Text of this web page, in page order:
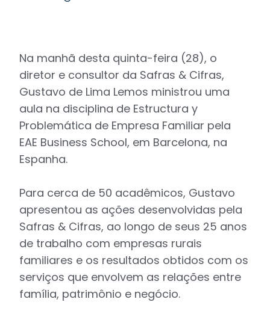
Na manhã desta quinta-feira (28), o
diretor e consultor da Safras & Cifras,
Gustavo de Lima Lemos ministrou uma
aula na disciplina de Estructura y
Problemática de Empresa Familiar pela
EAE Business School, em Barcelona, na
Espanha.
Para cerca de 50 acadêmicos, Gustavo
apresentou as ações desenvolvidas pela
Safras & Cifras, ao longo de seus 25 anos
de trabalho com empresas rurais
familiares e os resultados obtidos com os
serviços que envolvem as relações entre
família, patrimônio e negócio.